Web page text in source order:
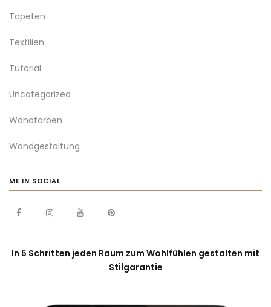
Tapeten
Textilien
Tutorial
Uncategorized
Wandfarben
Wandgestaltung
ME IN SOCIAL
In 5 Schritten jeden Raum zum Wohlfühlen gestalten mit
Stilgarantie